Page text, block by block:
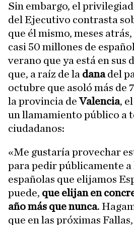
Sin embargo, el
del Ejecutivo contrasta
que él mismo, meses atrás,
casi 50 millones de
verano que ya está en sus
que, a raíz de la danadel
octubre que asoló más de
la provincia deValencia,
un llamamiento público a
ciudadanos:
«Me gustaría provechar
para pedir públicamente a
españolas que elijamos
puede, que elijan en
año más que nunca.
que en las próximas